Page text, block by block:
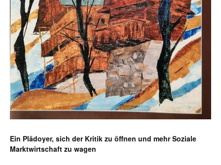
Ein Plädoyer, sich der Kritik zu öffnen und mehr Soziale
Marktwirtschaft zu wagen